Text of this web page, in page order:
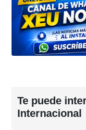
Te puede
Internacional